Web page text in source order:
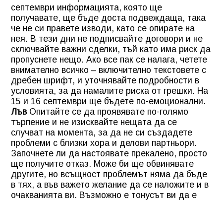
септември информацията, която ще
получавате, ще бъде доста подвеждаща, така
че не си правете изводи, като се опирате на
нея. В тези дни не подписвайте договори и не
сключвайте важни сделки, тъй като има риск да
пропуснете нещо. Ако все пак се налага, четете
внимателно всичко – включително текстовете с
дребен шрифт, и уточнявайте подробности в
условията, за да намалите риска от грешки. На
15 и 16 септември ще бъдете по-емоционални.
ЛъвОпитайте се да проявявате по-голямо
търпение и не изисквайте нещата да се
случват на момента, за да не си създадете
проблеми с близки хора и делови партньори.
Започнете ли да настоявате прекалено, просто
ще получите отказ. Може би ще обвинявате
другите, но всъщност проблемът няма да бъде
в тях, а във важето желание да се наложите и в
очакванията ви. Възможно е тонусът ви да е